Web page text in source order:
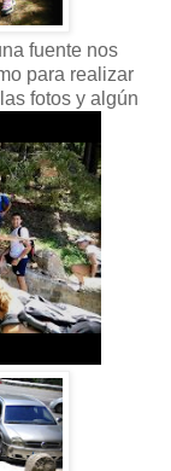
fuente nos
para realizar
fotos y algún